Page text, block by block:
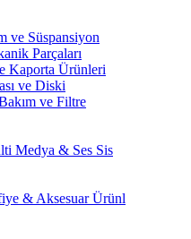
ve Süspansiyon
Parçaları
Kaporta Ürünleri
ve Diski
ve Filtre
Medya & Ses Sis
& Aksesuar Ürünl